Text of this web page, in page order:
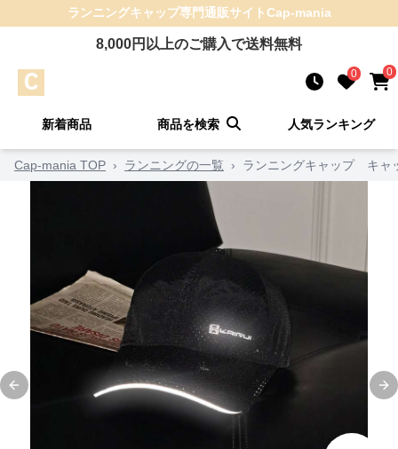
ランニングキャップ専門通販サイトCap-mania
8,000円以上のご購入で送料無料
0 0
新着商品 商品を検索 人気ランキング
Cap-mania TOP › ランニングの一覧 › ランニングキャップ キャ
Previous slide